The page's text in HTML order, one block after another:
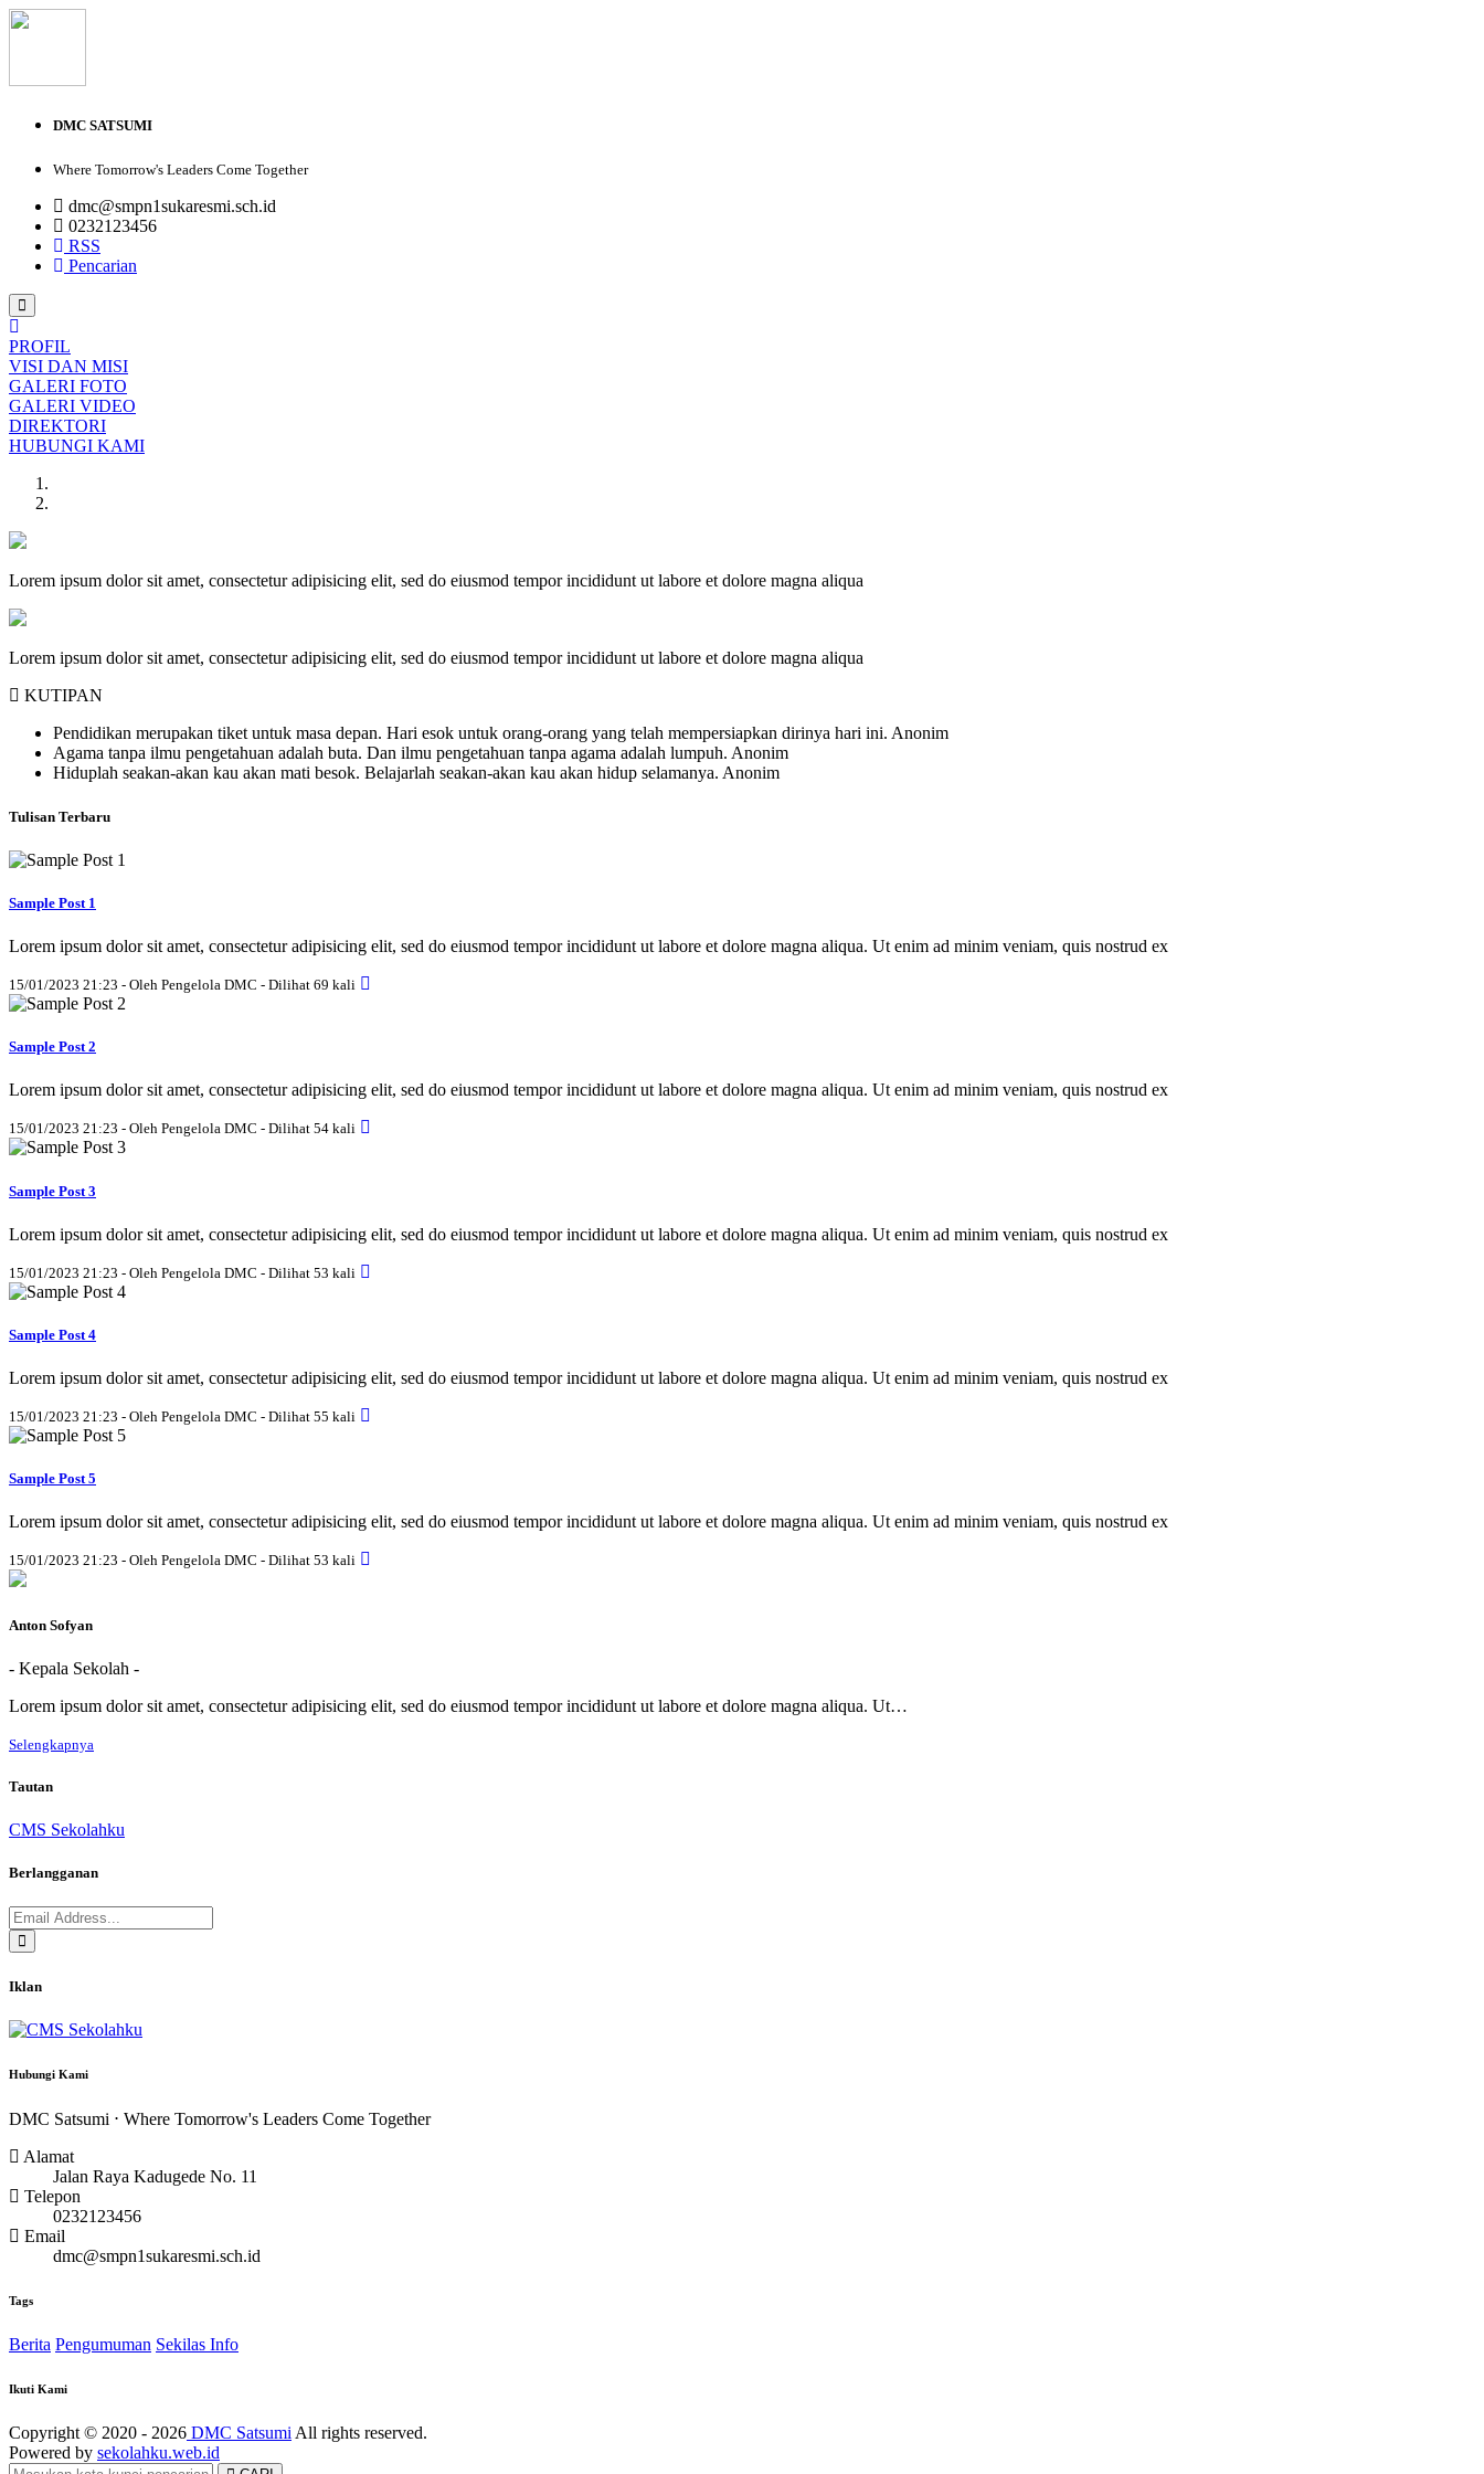
DMC SATSUMI
Where Tomorrow's Leaders Come Together
dmc@smpn1sukaresmi.sch.id
0232123456
RSS
Pencarian
PROFIL
VISI DAN MISI
GALERI FOTO
GALERI VIDEO
DIREKTORI
HUBUNGI KAMI
Lorem ipsum dolor sit amet, consectetur adipisicing elit, sed do eiusmod tempor incididunt ut labore et dolore magna aliqua
Lorem ipsum dolor sit amet, consectetur adipisicing elit, sed do eiusmod tempor incididunt ut labore et dolore magna aliqua
KUTIPAN
Pendidikan merupakan tiket untuk masa depan. Hari esok untuk orang-orang yang telah mempersiapkan dirinya hari ini. Anonim
Agama tanpa ilmu pengetahuan adalah buta. Dan ilmu pengetahuan tanpa agama adalah lumpuh. Anonim
Hiduplah seakan-akan kau akan mati besok. Belajarlah seakan-akan kau akan hidup selamanya. Anonim
Tulisan Terbaru
Sample Post 1
Lorem ipsum dolor sit amet, consectetur adipisicing elit, sed do eiusmod tempor incididunt ut labore et dolore magna aliqua. Ut enim ad minim veniam, quis nostrud ex
15/01/2023 21:23 - Oleh Pengelola DMC - Dilihat 69 kali
Sample Post 2
Lorem ipsum dolor sit amet, consectetur adipisicing elit, sed do eiusmod tempor incididunt ut labore et dolore magna aliqua. Ut enim ad minim veniam, quis nostrud ex
15/01/2023 21:23 - Oleh Pengelola DMC - Dilihat 54 kali
Sample Post 3
Lorem ipsum dolor sit amet, consectetur adipisicing elit, sed do eiusmod tempor incididunt ut labore et dolore magna aliqua. Ut enim ad minim veniam, quis nostrud ex
15/01/2023 21:23 - Oleh Pengelola DMC - Dilihat 53 kali
Sample Post 4
Lorem ipsum dolor sit amet, consectetur adipisicing elit, sed do eiusmod tempor incididunt ut labore et dolore magna aliqua. Ut enim ad minim veniam, quis nostrud ex
15/01/2023 21:23 - Oleh Pengelola DMC - Dilihat 55 kali
Sample Post 5
Lorem ipsum dolor sit amet, consectetur adipisicing elit, sed do eiusmod tempor incididunt ut labore et dolore magna aliqua. Ut enim ad minim veniam, quis nostrud ex
15/01/2023 21:23 - Oleh Pengelola DMC - Dilihat 53 kali
Anton Sofyan
- Kepala Sekolah -
Lorem ipsum dolor sit amet, consectetur adipisicing elit, sed do eiusmod tempor incididunt ut labore et dolore magna aliqua. Ut…
Selengkapnya
Tautan
CMS Sekolahku
Berlangganan
Iklan
Hubungi Kami
DMC Satsumi ⋅ Where Tomorrow's Leaders Come Together
Alamat
Jalan Raya Kadugede No. 11
Telepon
0232123456
Email
dmc@smpn1sukaresmi.sch.id
Tags
Berita Pengumuman Sekilas Info
Ikuti Kami
Copyright © 2020 - 2026 DMC Satsumi All rights reserved.
Powered by sekolahku.web.id